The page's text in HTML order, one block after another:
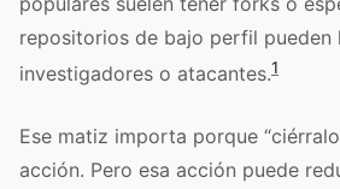
repositorios de bajo perfil pueden
investigadores o atacantes.1
Ese matiz importa porque
acción. Pero esa acción puede